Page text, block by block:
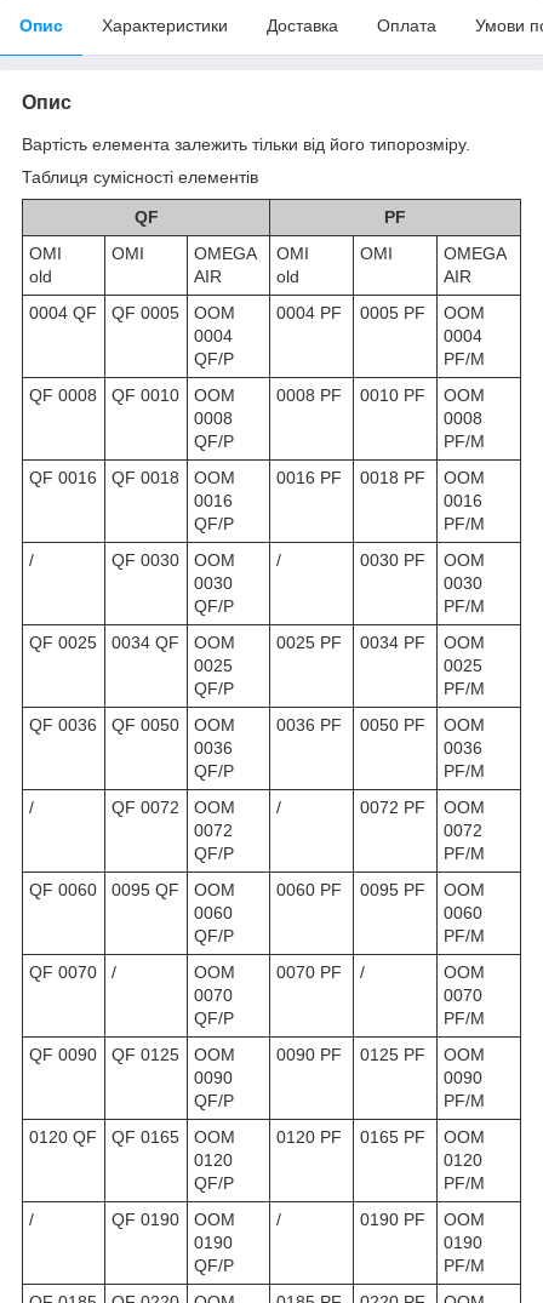
Опис Характеристики Доставка Оплата Умови
Опис
Вартість елемента залежить тільки від його типорозміру.
Таблиця сумісності елементів
QF
PF
OMI
old
OMI
OMEGA
AIR
OMI
old
OMI
OMEGA
AIR
0004 QF
QF 0005
OOM
0004
QF/P
0004 PF 0005 PF
OOM
0004
PF/M
QF 0008
QF 0010
OOM
0008
QF/P
0008 PF 0010 PF
OOM
0008
PF/M
QF 0016
QF 0018
OOM
0016
QF/P
0016 PF 0018 PF
OOM
0016
PF/M
/
QF 0030
OOM
0030
QF/P
/ 0030 PF
OOM
0030
PF/M
QF 0025
0034 QF
OOM
0025
QF/P
0025 PF 0034 PF
OOM
0025
PF/M
QF 0036
QF 0050
OOM
0036
QF/P
0036 PF 0050 PF
OOM
0036
PF/M
/
QF 0072
OOM
0072
QF/P
/ 0072 PF
OOM
0072
PF/M
QF 0060
0095 QF
OOM
0060
QF/P
0060 PF 0095 PF
OOM
0060
PF/M
QF 0070
/
OOM
0070
QF/P
0070 PF /
OOM
0070
PF/M
QF 0090
QF 0125
OOM
0090
QF/P
0090 PF 0125 PF
OOM
0090
PF/M
0120 QF
QF 0165
OOM
0120
QF/P
0120 PF 0165 PF
OOM
0120
PF/M
/
QF 0190
OOM
0190
QF/P
/ 0190 PF
OOM
0190
PF/M